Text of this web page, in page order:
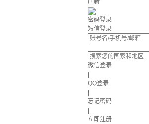
刷新
密码登录
短信登录
微信登录
QQ登录
忘记密码
立即注册